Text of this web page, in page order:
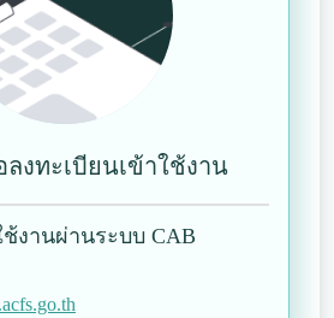
งทะเบียนเข้าใช้งาน
ช้งานผ่านระบบ CAB